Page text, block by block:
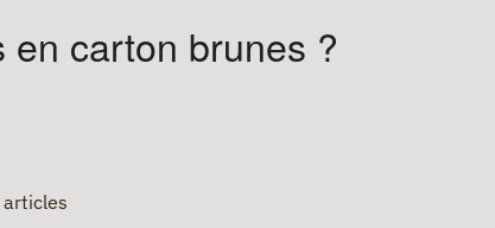
carton brunes ?
articles